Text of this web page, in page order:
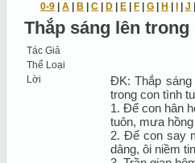
0-9 A B C D E F G H J
Thắp sáng lên
Tác Giả
Thể Loại
Lời
ÐK: Thắp sáng
trong con tình
1. Ðể con hân
tuôn, mưa
2. Ðể con say
dâng, ôi niềm